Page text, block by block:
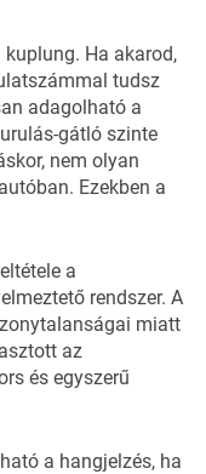
Ha akarod,
tudsz
adagolható a
gátló szinte
nem olyan
Ezekben a
a
rendszer. A
miatt
az
és egyszerű
a hangjelzés, ha